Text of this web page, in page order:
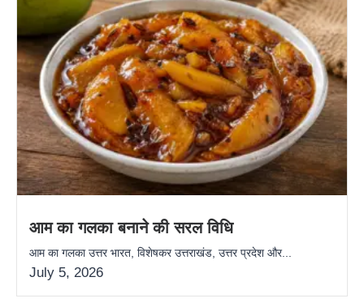
आम का गलका बनाने की सरल विधि
आम का गलका उत्तर भारत, विशेषकर उत्तराखंड, उत्तर प्रदेश और...
July 5, 2026